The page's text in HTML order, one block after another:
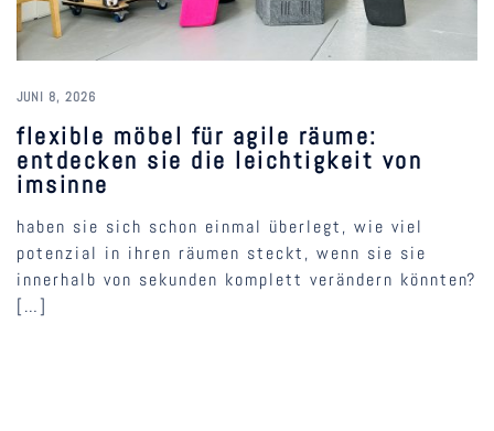
JUNI 8, 2026
flexible möbel für agile räume:
entdecken sie die leichtigkeit von
imsinne
haben sie sich schon einmal überlegt, wie viel
potenzial in ihren räumen steckt, wenn sie sie
innerhalb von sekunden komplett verändern könnten?
[…]